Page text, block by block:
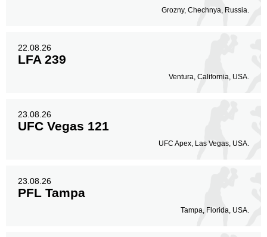
Grozny, Chechnya, Russia.
22.08.26
LFA 239
Ventura, California, USA.
23.08.26
UFC Vegas 121
UFC Apex, Las Vegas, USA.
23.08.26
PFL Tampa
Tampa, Florida, USA.